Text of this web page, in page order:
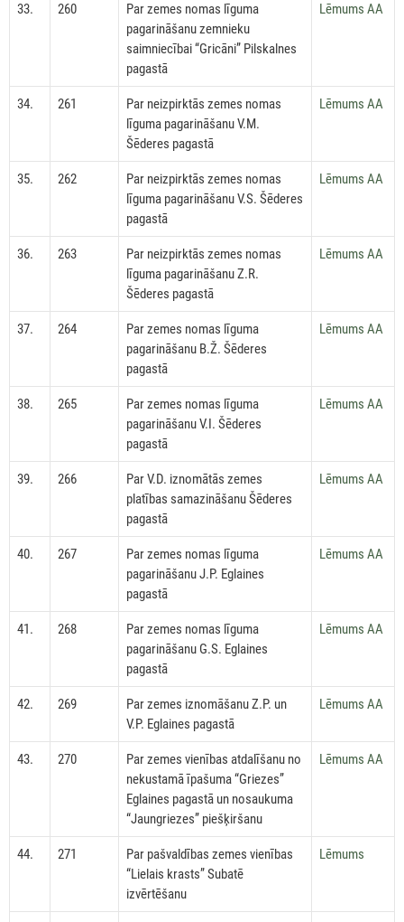
33. 260
Par zemes nomas līguma
pagarināšanu zemnieku
saimniecībai “Gricāni” Pilskalnes
pagastā
Lēmums AA
34. 261
Par neizpirktās zemes nomas
līguma pagarināšanu V.M.
Šēderes pagastā
Lēmums AA
35. 262
Par neizpirktās zemes nomas
līguma pagarināšanu V.S. Šēderes
pagastā
Lēmums AA
36. 263
Par neizpirktās zemes nomas
līguma pagarināšanu Z.R.
Šēderes pagastā
Lēmums AA
37. 264
Par zemes nomas līguma
pagarināšanu B.Ž. Šēderes
pagastā
Lēmums AA
38. 265
Par zemes nomas līguma
pagarināšanu V.I. Šēderes
pagastā
Lēmums AA
39. 266
Par V.D. iznomātās zemes
platības samazināšanu Šēderes
pagastā
Lēmums AA
40. 267
Par zemes nomas līguma
pagarināšanu J.P. Eglaines
pagastā
Lēmums AA
41. 268
Par zemes nomas līguma
pagarināšanu G.S. Eglaines
pagastā
Lēmums AA
42. 269
Par zemes iznomāšanu Z.P. un
V.P. Eglaines pagastā
Lēmums AA
43. 270
Par zemes vienības atdalīšanu no
nekustamā īpašuma “Griezes”
Eglaines pagastā un nosaukuma
“Jaungriezes” piešķiršanu
Lēmums AA
44. 271
Par pašvaldības zemes vienības
“Lielais krasts” Subatē
izvērtēšanu
Lēmums